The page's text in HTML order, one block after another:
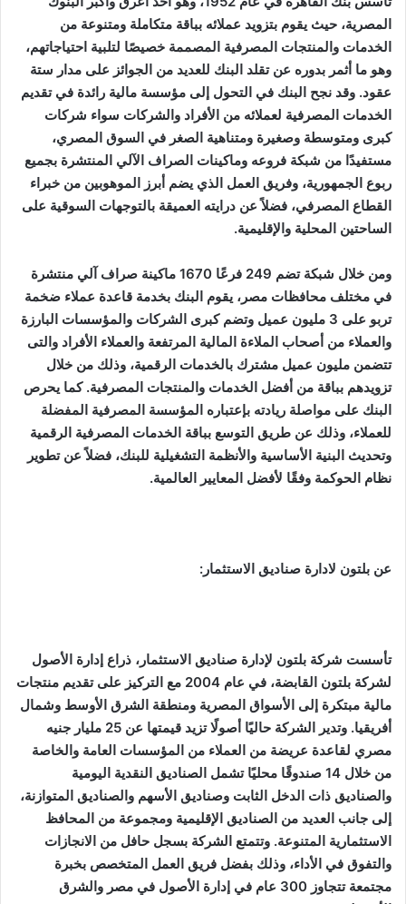
المصرية، حيث يقوم بتزويد عملائه بباقة متكاملة ومتنوعة من
الخدمات والمنتجات المصرفية المصممة خصيصًا لتلبية احتياجاتهم،
وهو ما أثمر بدوره عن تقلد البنك للعديد من الجوائز على مدار ستة
عقود. وقد نجح البنك في التحول إلى مؤسسة مالية رائدة في تقديم
الخدمات المصرفية لعملائه من الأفراد والشركات سواء شركات
كبرى ومتوسطة وصغيرة ومتناهية الصغر في السوق المصري،
مستفيدًا من شبكة فروعه وماكينات الصراف الآلي المنتشرة بجميع
ربوع الجمهورية، وفريق العمل الذي يضم أبرز الموهوبين من خبراء
القطاع المصرفي، فضلاً عن درايته العميقة بالتوجهات السوقية على
الساحتين المحلية والإقليمية.
ومن خلال شبكة تضم 249 فرعًا 1670 ماكينة صراف آلي منتشرة
في مختلف محافظات مصر، يقوم البنك بخدمة قاعدة عملاء ضخمة
تربو على 3 مليون عميل وتضم كبرى الشركات والمؤسسات البارزة
والعملاء من أصحاب الملاءة المالية المرتفعة والعملاء الأفراد والتى
تتضمن مليون عميل مشترك بالخدمات الرقمية، وذلك من خلال
تزويدهم بباقة من أفضل الخدمات والمنتجات المصرفية. كما يحرص
البنك على مواصلة ريادته بإعتباره المؤسسة المصرفية المفضلة
للعملاء، وذلك عن طريق التوسع بباقة الخدمات المصرفية الرقمية
وتحديث البنية الأساسية والأنظمة التشغيلية للبنك، فضلاً عن تطوير
نظام الحوكمة وفقًا لأفضل المعايير العالمية.
عن بلتون لادارة صناديق الاستثمار:
تأسست شركة بلتون لإدارة صناديق الاستثمار، ذراع إدارة الأصول
لشركة بلتون القابضة، في عام 2004 مع التركيز على تقديم منتجات
مالية مبتكرة إلى الأسواق المصرية ومنطقة الشرق الأوسط وشمال
أفريقيا. وتدير الشركة حاليًا أصولًا تزيد قيمتها عن 25 مليار جنيه
مصري لقاعدة عريضة من العملاء من المؤسسات العامة والخاصة
من خلال 14 صندوقًا محليًا تشمل الصناديق النقدية اليومية
والصناديق ذات الدخل الثابت وصناديق الأسهم والصناديق المتوازنة،
إلى جانب العديد من الصناديق الإقليمية ومجموعة من المحافظ
الاستثمارية المتنوعة. وتتمتع الشركة بسجل حافل من الانجازات
والتفوق في الأداء، وذلك بفضل فريق العمل المتخصص بخبرة
مجتمعة تتجاوز 300 عام في إدارة الأصول في مصر والشرق